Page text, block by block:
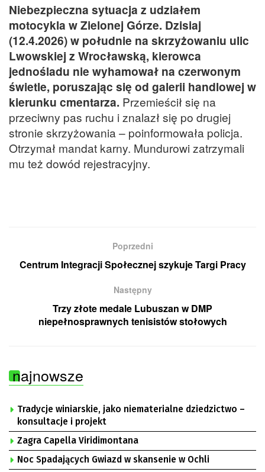
Niebezpieczna sytuacja z udziałem
motocykla w Zielonej Górze. Dzisiaj
(12.4.2026) w południe na skrzyżowaniu ulic
Lwowskiej z Wrocławską, kierowca
jednośladu nie wyhamował na czerwonym
świetle, poruszając się od galerii handlowej w
kierunku cmentarza. Przemieścił się na
przeciwny pas ruchu i znalazł się po drugiej
stronie skrzyżowania – poinformowała policja.
Otrzymał mandat karny. Mundurowi zatrzymali
mu też dowód rejestracyjny.
Poprzedni
Centrum Integracji Społecznej szykuje Targi Pracy
Następny
Trzy złote medale Lubuszan w DMP
niepełnosprawnych tenisistów stołowych
najnowsze
Tradycje winiarskie, jako niematerialne dziedzictwo –
konsultacje i projekt
Zagra Capella Viridimontana
Noc Spadających Gwiazd w skansenie w Ochli